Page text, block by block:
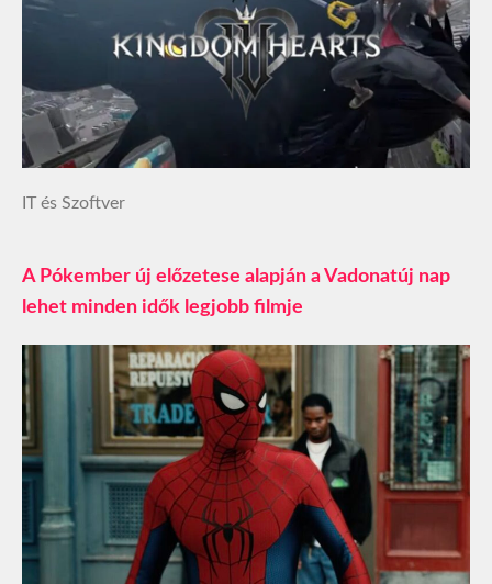
IT és Szoftver
A Pókember új előzetese alapján a Vadonatúj nap
lehet minden idők legjobb filmje